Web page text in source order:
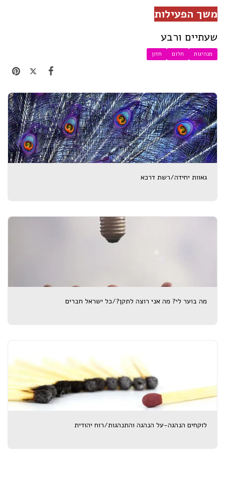
משך הפעילות
שעתיים ורבע
מנהיגות חלום חזון
גאוות יחידה/רשת דרכא
מה בוער לי? מה אני רוצה לתקן?/כל ישראל חברים
לוקחים הנהגה-על הנהגה והתנהגות/רוח יהודית